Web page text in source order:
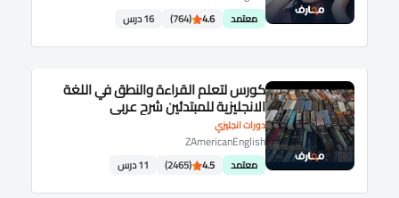
معتمد 4.6
(764) 16 درس
دورات انجليزي
كورس لتعلم القراءة والنطق في اللغة
الانجليزية للمبتدئين شرح عربى
ZAmericanEnglish
معتمد 4.5
(2465) 11 درس